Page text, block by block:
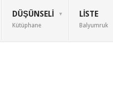
DÜŞÜNSELI
Kütüphane
LISTE
Balyumruk